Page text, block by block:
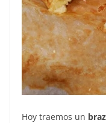
Hoy traemos un